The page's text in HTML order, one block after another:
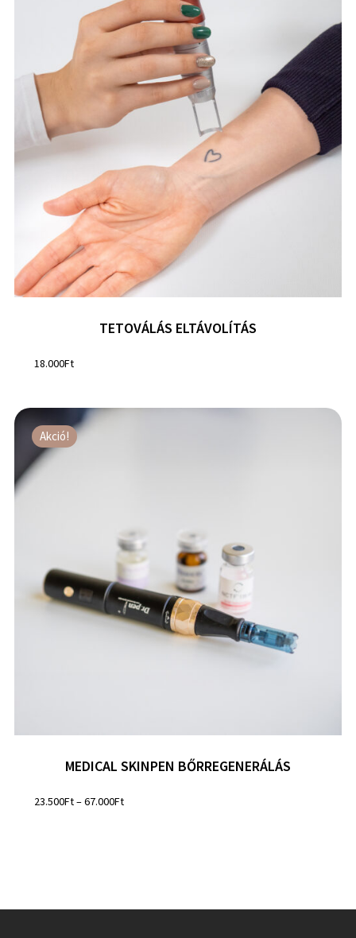
TETOVÁLÁS ELTÁVOLÍTÁS
18.000Ft
Akció!
MEDICAL SKINPEN BŐRREGENERÁLÁS
23.500Ft–67.000Ft